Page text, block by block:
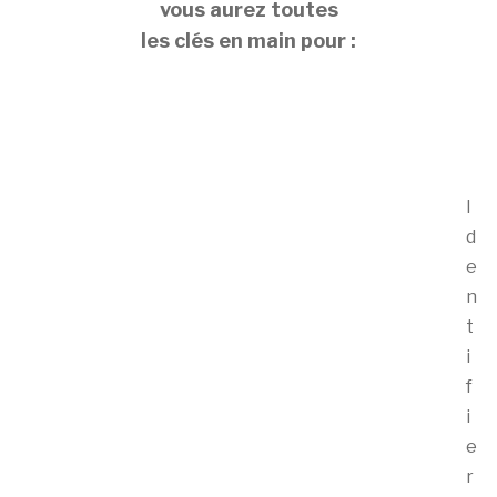
vous aurez toutes
les clés en main pour :
I
d
e
n
t
i
f
i
e
r